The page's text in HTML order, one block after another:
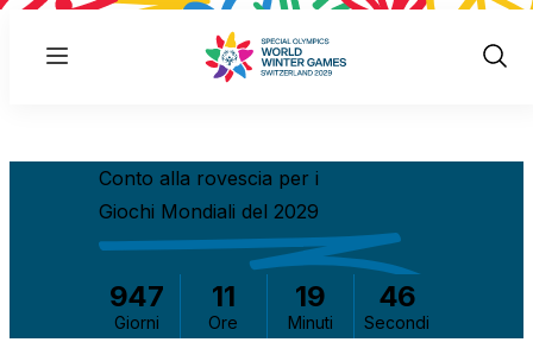
Menu
Show
Conto alla rovescia per i
Giochi Mondiali del 2029
947
Giorni
11
Ore
19
Minuti
46
Secondi